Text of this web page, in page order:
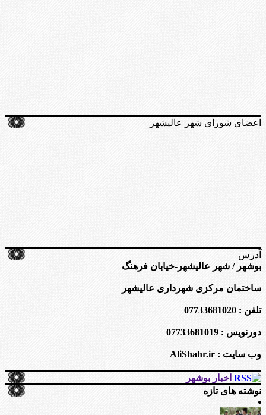
اعضای شورای شهر عالیشهر
آدرس
بوشهر / شهر عالیشهر-خیابان فرهنگ
ساختمان مرکزی شهرداری عالیشهر
تلفن : 07733681020
دورنویس : 07733681019
وب سایت : AliShahr.ir
اخبار بوشهر
نوشته های تازه